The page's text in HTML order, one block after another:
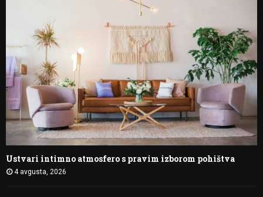
Ustvari intimno atmosfero s pravim izborom pohištva
4 avgusta, 2026